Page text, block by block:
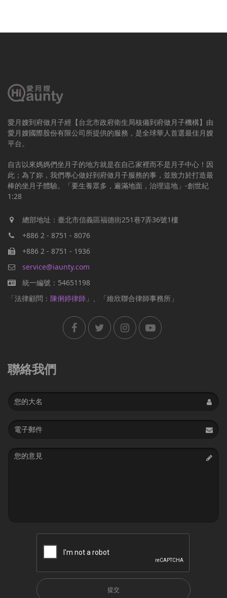
愛月嫂到府做月子經【台北市政府衛生局核備到府做月子機構】由
愛月嫂國際股份有限公司所提供的服務，是全球華人首選最佳月嫂
平台。
自古以來媽媽們坐月子的地方就是在自己家裡而不是月子中心！因
此；為了妳，我們專心做好到府做月子服務的事，並致力於打造最
棒的坐月子體驗。「要生養眾多，遍滿地面，治理這地」-創世紀
1:28
總部地址：臺北市信義區福德街251巷7弄36號1樓
+886 2 - 8751 - 8076
+886 2 - 8751 - 1936
service@iaunty.com
統一編號：54651198
「法律顧問： 陳俐婷律師 」、「維欣聯合律師事務所」
聯絡我們
Name
Email
address
Message
提交